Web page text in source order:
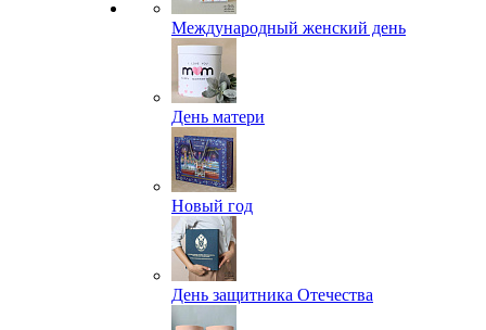
Международный женский день
День матери
Новый год
День защитника Отечества